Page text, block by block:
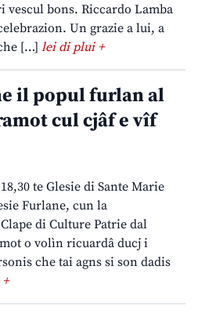
vescul bons. Riccardo Lamba
Un grazie a lui, a
[…] lei di plui +
il popul furlan al
cul cjâf e vîf
te Glesie di Sante Marie
Furlane, cun la
di Culture Patrie dal
o volìn ricuardâ ducj i
che tai agns si son dadis